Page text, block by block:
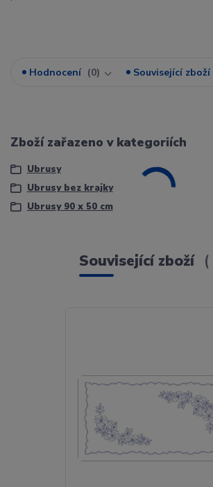
Hodnocení 0 Související zboží
Zboží zařazeno v kategoriích
Ubrusy
Ubrusy bez krajky
Ubrusy 90 x 50 cm
Související zboží